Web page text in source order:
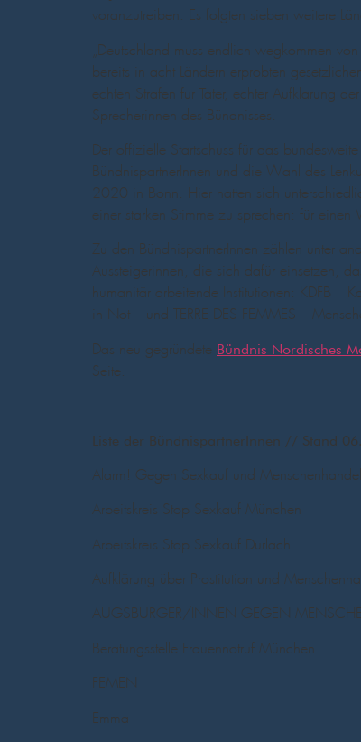
voranzutreiben. Es folgten sieben weitere
„Deutschland muss endlich wegkommen
bereits in acht Ländern erprobten
echten Strafen für Täter, echter Aufklärung
Sprecherinnen des Bündnisses.
Der offizielle Startschuss für das bundesweite
BündnispartnerInnen und die Wahl des
2020 in Bonn. Hier hatten sich
einer starken Stimme zu sprechen: für
Zu den BündnispartnerInnen zählen unter
Aussteigerinnen, die sich dafür einsetzen,
humanitär arbeitende Institutionen: KDFB –
in Not – und TERRE DES FEMMES –
Das neu gegründete Bündnis Nordisches
Seite.
Liste der BündnispartnerInnen // Stand
Alarm! Gegen Sexkauf und
Arbeitskreis Stop Sexkauf München
Arbeitskreis Stop Sexkauf Durlach
Aufklärung über Prostitution und
AUGSBURGER/INNEN GEGEN
Beratungsstelle Frauennotruf München
FEMEN
Emma